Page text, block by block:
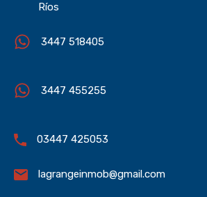
Ríos
3447 518405
3447 455255
03447 425053
lagrangeinmob@gmail.com